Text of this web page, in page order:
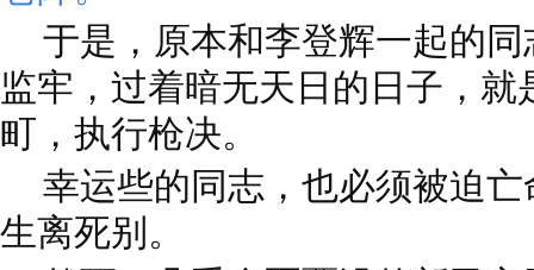
于是，原本和李登辉一起的
监牢，过着暗无天日的日子，
町，执行枪决。
幸运些的同志，也必须被迫
生离死别。